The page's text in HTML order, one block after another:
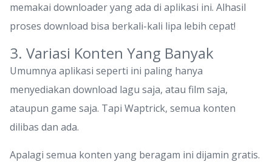
memakai downloader yang ada di aplikasi ini. Alhasil
proses download bisa berkali-kali lipa lebih cepat!
3. Variasi Konten Yang Banyak
Umumnya aplikasi seperti ini paling hanya
menyediakan download lagu saja, atau film saja,
ataupun game saja. Tapi Waptrick, semua konten
dilibas dan ada.
Apalagi semua konten yang beragam ini dijamin gratis.